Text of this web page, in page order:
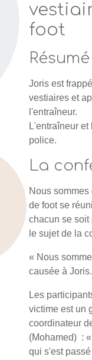
foot
Joris est
vestiaires et
l'entraîneur.
L'entraîneur
police.
La
Nous
de foot se
chacun se soit
le sujet de la
« Nous
causée à
Les
victime est un
coordinateur
(Mohamed) :
qui s'est